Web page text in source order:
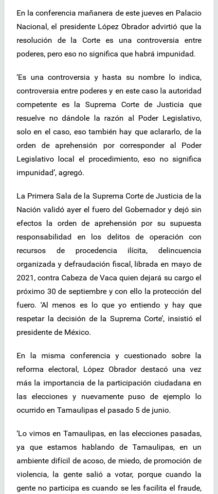
En la conferencia mañanera de este jueves en Palacio
Nacional, el presidente López Obrador advirtió que la
resolución de la Corte es una controversia entre
poderes, pero eso no significa que habrá impunidad.
‘Es una controversia y hasta su nombre lo indica,
controversia entre poderes y en este caso la autoridad
competente es la Suprema Corte de Justicia que
resuelve no dándole la razón al Poder Legislativo,
solo en el caso, eso también hay que aclararlo, de la
orden de aprehensión por corresponder al Poder
Legislativo local el procedimiento, eso no significa
impunidad’, agregó.
La Primera Sala de la Suprema Corte de Justicia de la
Nación validó ayer el fuero del Gobernador y dejó sin
efectos la orden de aprehensión por su supuesta
responsabilidad en los delitos de operación con
recursos de procedencia ilícita, delincuencia
organizada y defraudación fiscal, librada en mayo de
2021, contra Cabeza de Vaca quien dejará su cargo el
próximo 30 de septiembre y con ello la protección del
fuero. ‘Al menos es lo que yo entiendo y hay que
respetar la decisión de la Suprema Corte’, insistió el
presidente de México.
En la misma conferencia y cuestionado sobre la
reforma electoral, López Obrador destacó una vez
más la importancia de la participación ciudadana en
las elecciones y nuevamente puso de ejemplo lo
ocurrido en Tamaulipas el pasado 5 de junio.
‘Lo vimos en Tamaulipas, en las elecciones pasadas,
ya que estamos hablando de Tamaulipas, en un
ambiente difícil de acoso, de miedo, de promoción de
violencia, la gente salió a votar, porque cuando la
gente no participa es cuando se les facilita el fraude,